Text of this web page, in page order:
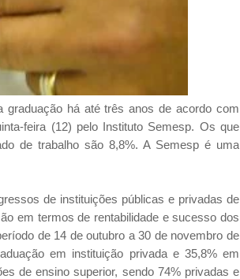
há até três anos de acordo com
feira (12) pelo Instituto Semesp. Os que
de trabalho são 8,8%. A Semesp é uma
de instituições públicas e privadas de
em termos de rentabilidade e sucesso dos
de 14 de outubro a 30 de novembro de
em instituição privada e 35,8% em
de ensino superior, sendo 74% privadas e